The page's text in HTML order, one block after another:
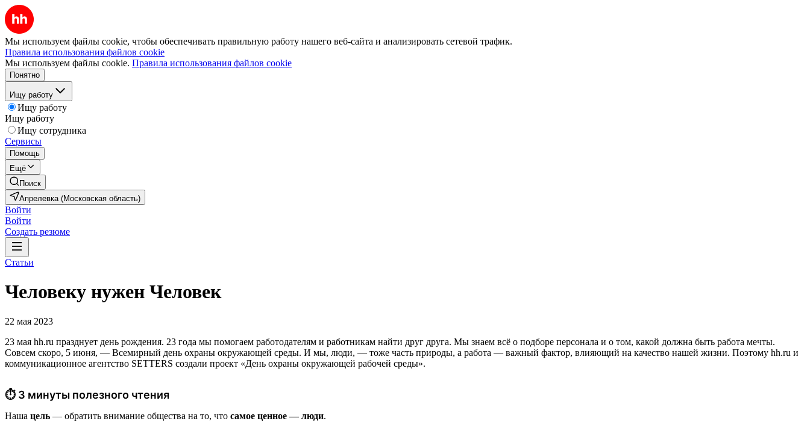
Мы используем файлы cookie, чтобы обеспечивать правильную работу нашего веб-сайта и анализировать сетевой трафик.
Правила использования файлов cookie
Мы используем файлы cookie. Правила использования файлов cookie
Понятно
Ищу работу
Ищу работу
Ищу работу
Ищу сотрудника
Сервисы
Помощь
Ещё
Поиск
Апрелевка (Московская область)
Войти
Войти
Создать резюме
Статьи
Человеку нужен Человек
22 мая 2023
23 мая hh.ru празднует день рождения. 23 года мы помогаем работодателям и работникам найти друг друга. Мы знаем всё о подборе персонала и о том, какой должна быть работа мечты.
Совсем скоро, 5 июня, — Всемирный день охраны окружающей среды. И мы, люди, — тоже часть природы, а работа — важный фактор, влияющий на качество нашей жизни. Поэтому hh.ru и
коммуникационное агентство SETTERS создали проект «День охраны окружающей рабочей среды».
⏱ 3 минуты полезного чтения
Наша цель — обратить внимание общества на то, что самое ценное — люди.